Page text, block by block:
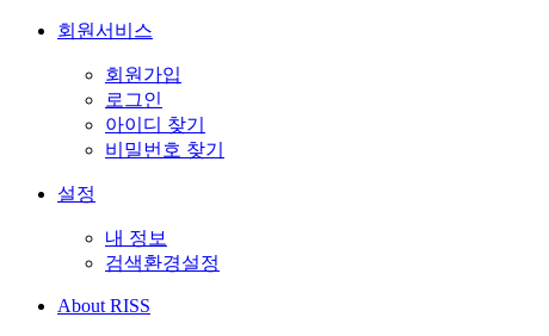
회원서비스
회원가입
로그인
아이디 찾기
비밀번호 찾기
설정
내 정보
검색환경설정
About RISS